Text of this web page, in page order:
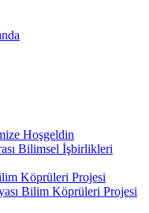
Hoşgeldin
Bilimsel İşbirlikleri
Köprüleri Projesi
Bilim Köprüleri Projesi